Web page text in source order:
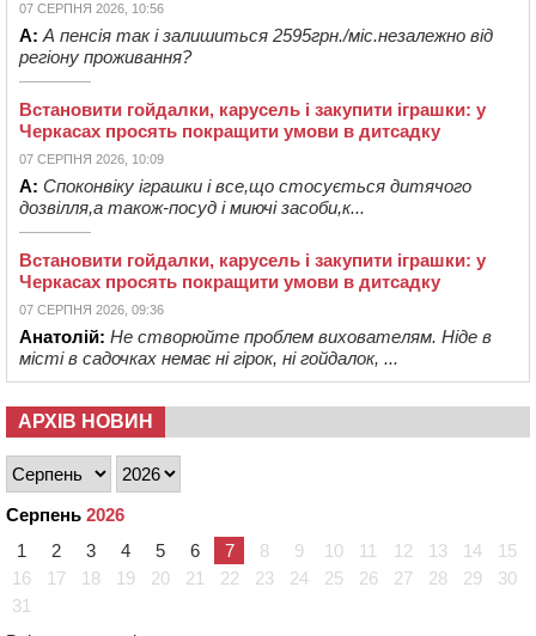
07 СЕРПНЯ 2026, 10:56
А: А пенсія так і залишиться 2595грн./міс.незалежно від
регіону проживання?
Встановити гойдалки, карусель і закупити іграшки: у
Черкасах просять покращити умови в дитсадку
07 СЕРПНЯ 2026, 10:09
А: Споконвіку іграшки і все,що стосується дитячого
дозвілля,а також-посуд і миючі засоби,к...
Встановити гойдалки, карусель і закупити іграшки: у
Черкасах просять покращити умови в дитсадку
07 СЕРПНЯ 2026, 09:36
Анатолій: Не створюйте проблем вихователям. Ніде в
місті в садочках немає ні гірок, ні гойдалок, ...
АРХІВ НОВИН
Серпень 2026
1
2 3 4 5 6 7 8 9 10 11 12 13 14
15
16
17 18 19 20 21 22 23 24 25 26 27 28 29
30
31